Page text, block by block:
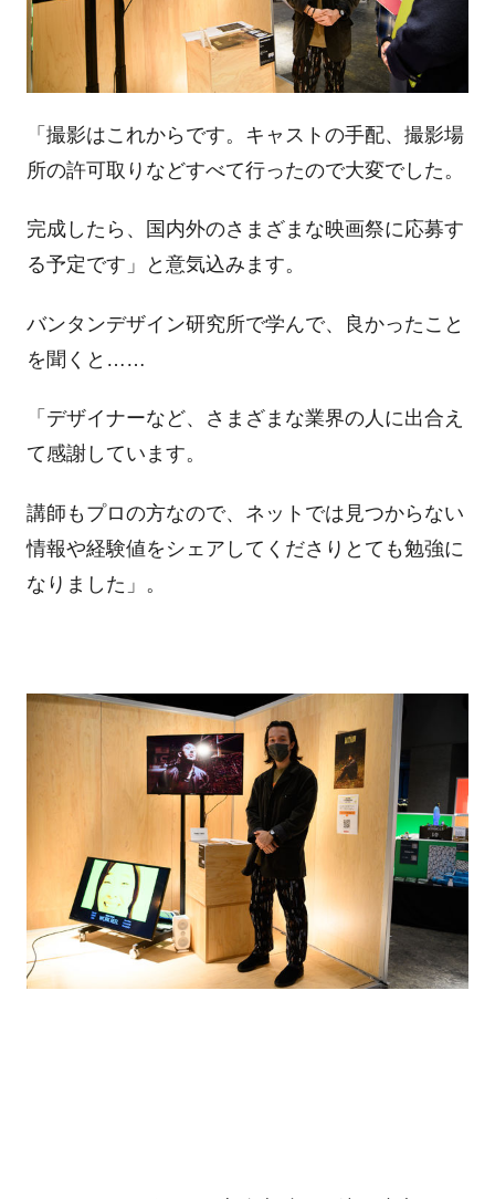
「撮影はこれからです。キャストの手配、撮影場
所の許可取りなどすべて行ったので大変でした。
完成したら、国内外のさまざまな映画祭に応募す
る予定です」と意気込みます。
バンタンデザイン研究所で学んで、良かったこと
を聞くと……
「デザイナーなど、さまざまな業界の人に出合え
て感謝しています。
講師もプロの方なので、ネットでは見つからない
情報や経験値をシェアしてくださりとても勉強に
なりました」。